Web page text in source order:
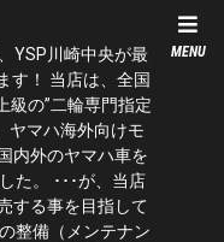
MENU
YSP川崎中央が最
す！ 当店は、全国
級の”二輪専門指定
ヤマハ海外向けモ
内外のヤマハ車を
た。 ･･･が、当店
する事を目指して
整備（メンテナン